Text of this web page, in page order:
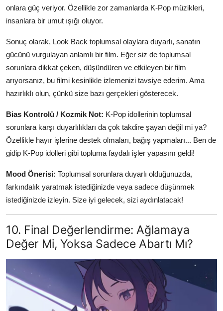
onlara güç veriyor. Özellikle zor zamanlarda K-Pop müzikleri,
insanlara bir umut ışığı oluyor.
Sonuç olarak, Look Back toplumsal olaylara duyarlı, sanatın
gücünü vurgulayan anlamlı bir film. Eğer siz de toplumsal
sorunlara dikkat çeken, düşündüren ve etkileyen bir film
arıyorsanız, bu filmi kesinlikle izlemenizi tavsiye ederim. Ama
hazırlıklı olun, çünkü size bazı gerçekleri gösterecek.
Bias Kontrolü / Kozmik Not: K-Pop idollerinin toplumsal
sorunlara karşı duyarlılıkları da çok takdire şayan değil mi ya?
Özellikle hayır işlerine destek olmaları, bağış yapmaları... Ben de
gidip K-Pop idolleri gibi topluma faydalı işler yapasım geldi!
Mood Önerisi: Toplumsal sorunlara duyarlı olduğunuzda,
farkındalık yaratmak istediğinizde veya sadece düşünmek
istediğinizde izleyin. Size iyi gelecek, sizi aydınlatacak!
10. Final Değerlendirme: Ağlamaya
Değer Mi, Yoksa Sadece Abartı Mı?